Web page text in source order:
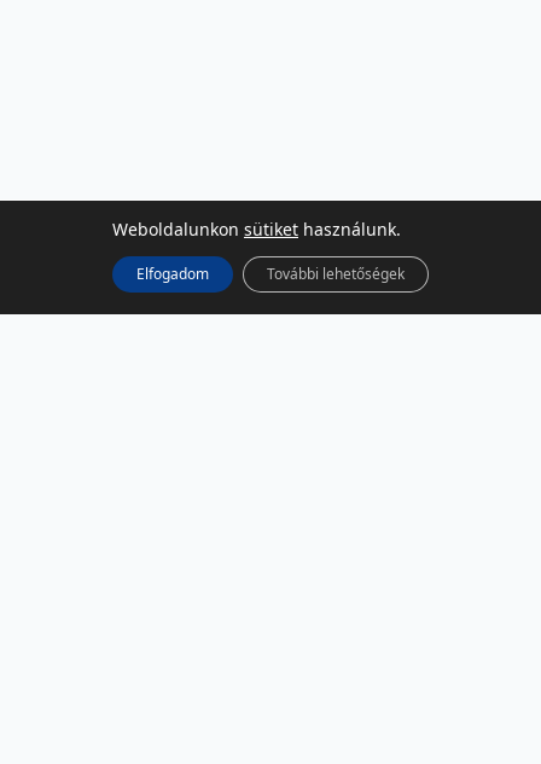
Weboldalunkon sütiket használunk.
Elfogadom További lehetőségek